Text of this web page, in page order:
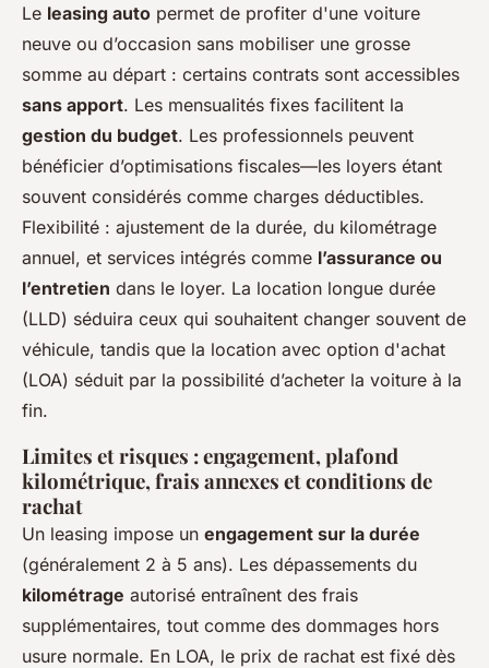
Le leasing auto permet de profiter d'une voiture
neuve ou d’occasion sans mobiliser une grosse
somme au départ : certains contrats sont accessibles
sans apport. Les mensualités fixes facilitent la
gestion du budget. Les professionnels peuvent
bénéficier d’optimisations fiscales—les loyers étant
souvent considérés comme charges déductibles.
Flexibilité : ajustement de la durée, du kilométrage
annuel, et services intégrés comme l’assurance ou
l’entretien dans le loyer. La location longue durée
(LLD) séduira ceux qui souhaitent changer souvent de
véhicule, tandis que la location avec option d'achat
(LOA) séduit par la possibilité d’acheter la voiture à la
fin.
Limites et risques : engagement, plafond
kilométrique, frais annexes et conditions de
rachat
Un leasing impose un engagement sur la durée
(généralement 2 à 5 ans). Les dépassements du
kilométrage autorisé entraînent des frais
supplémentaires, tout comme des dommages hors
usure normale. En LOA, le prix de rachat est fixé dès